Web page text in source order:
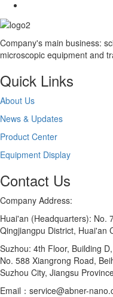
Company's main business:
microscopic equipment and
Quick Links
About Us
News & Updates
Product Center
Equipment Display
Contact Us
Company Address:
Huai'an (Headquarters): No.
Qingjiangpu District, Huai'an
Suzhou: 4th Floor, Building
No. 588 Xiangrong Road,
Suzhou City, Jiangsu
Email：service@abner-